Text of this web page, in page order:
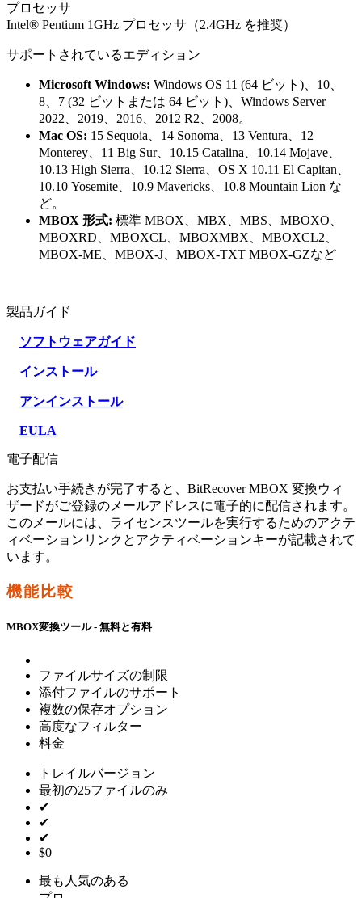
プロセッサ
Intel® Pentium 1GHz プロセッサ（2.4GHz を推奨）
サポートされているエディション
Microsoft Windows: Windows OS 11 (64 ビット)、10、
8、7 (32 ビットまたは 64 ビット)、Windows Server
2022、2019、2016、2012 R2、2008。
Mac OS: 15 Sequoia、14 Sonoma、13 Ventura、12
Monterey、11 Big Sur、10.15 Catalina、10.14 Mojave、
10.13 High Sierra、10.12 Sierra、OS X 10.11 El Capitan、
10.10 Yosemite、10.9 Mavericks、10.8 Mountain Lion な
ど。
MBOX 形式: 標準 MBOX、MBX、MBS、MBOXO、
MBOXRD、MBOXCL、MBOXMBX、MBOXCL2、
MBOX-ME、MBOX-J、MBOX-TXT MBOX-GZなど
製品ガイド
ソフトウェアガイド
インストール
アンインストール
EULA
電子配信
お支払い手続きが完了すると、BitRecover MBOX 変換ウィ
ザードがご登録のメールアドレスに電子的に配信されます。
このメールには、ライセンスツールを実行するためのアクテ
ィベーションリンクとアクティベーションキーが記載されて
います。
機能比較
MBOX変換ツール - 無料と有料
ファイルサイズの制限
添付ファイルのサポート
複数の保存オプション
高度なフィルター
料金
トレイルバージョン
最初の25ファイルのみ
✔
✔
✔
$0
最も人気のある